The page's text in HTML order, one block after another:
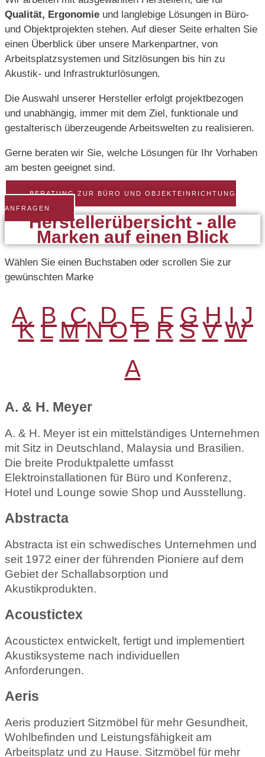
Qualität, Ergonomie und langlebige Lösungen in Büro-
und Objektprojekten stehen. Auf dieser Seite erhalten Sie
einen Überblick über unsere Markenpartner, von
Arbeitsplatzsystemen und Sitzlösungen bis hin zu
Akustik- und Infrastrukturlösungen.
Die Auswahl unserer Hersteller erfolgt projektbezogen
und unabhängig, immer mit dem Ziel, funktionale und
gestalterisch überzeugende Arbeitswelten zu realisieren.
Gerne beraten wir Sie, welche Lösungen für Ihr Vorhaben
am besten geeignet sind.
BERATUNG ZUR BÜRO UND OBJEKTEINRICHTUNG
ANFRAGEN
Herstellerübersicht - alle
Marken auf einen Blick
Wählen Sie einen Buchstaben oder scrollen Sie zur
gewünschten Marke
A B C D E F G H I J
K L M N O P R S V W
A
A. & H. Meyer
A. & H. Meyer ist ein mittelständiges Unternehmen
mit Sitz in Deutschland, Malaysia und Brasilien.
Die breite Produktpalette umfasst
Elektroinstallationen für Büro und Konferenz,
Hotel und Lounge sowie Shop und Ausstellung.
Abstracta
Abstracta ist ein schwedisches Unternehmen und
seit 1972 einer der führenden Pioniere auf dem
Gebiet der Schallabsorption und
Akustikprodukten.
Acoustictex
Acoustictex entwickelt, fertigt und implementiert
Akustiksysteme nach individuellen
Anforderungen.
Aeris
Aeris produziert Sitzmöbel für mehr Gesundheit,
Wohlbefinden und Leistungsfähigkeit am
Arbeitsplatz und zu Hause. Sitzmöbel für mehr